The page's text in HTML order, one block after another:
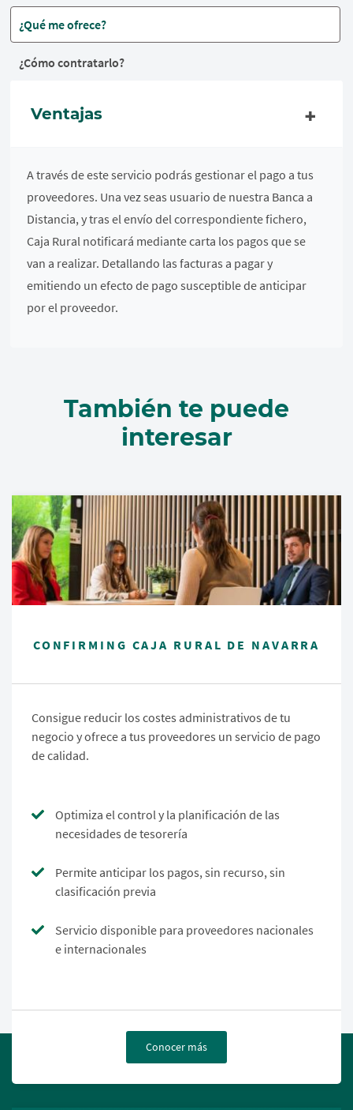
¿Qué me ofrece?
¿Cómo contratarlo?
Ventajas
A través de este servicio podrás gestionar el pago a tus
proveedores. Una vez seas usuario de nuestra Banca a
Distancia, y tras el envío del correspondiente fichero,
Caja Rural notificará mediante carta los pagos que se
van a realizar. Detallando las facturas a pagar y
emitiendo un efecto de pago susceptible de anticipar
por el proveedor.
También te puede
interesar
CONFIRMING CAJA RURAL DE NAVARRA
Consigue reducir los costes administrativos de tu
negocio y ofrece a tus proveedores un servicio de pago
de calidad.
Optimiza el control y la planificación de las
necesidades de tesorería
Permite anticipar los pagos, sin recurso, sin
clasificación previa
Servicio disponible para proveedores nacionales
e internacionales
Conocer más